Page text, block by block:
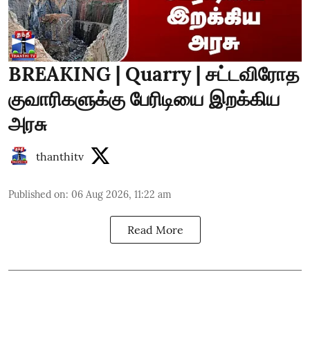
BREAKING | Quarry | சட்டவிரோத
குவாரிகளுக்கு பேரிடியை இறக்கிய
அரசு
thanthitv
Published on: 06 Aug 2026, 11:22 am
Read More